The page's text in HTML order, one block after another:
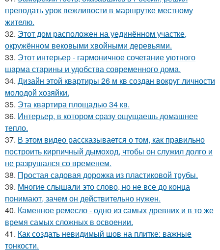
преподать урок вежливости в маршрутке местному
жителю.
32. Этот дом расположен на уединённом участке,
окружённом вековыми хвойными деревьями.
33. Этот интерьер - гармоничное сочетание уютного
шарма старины и удобства современного дома.
34. Дизайн этой квартиры 26 м кв создан вокруг личности
молодой хозяйки.
35. Эта квартира площадью 34 кв.
36. Интерьер, в котором сразу ощущаешь домашнее
тепло.
37. В этом видео рассказывается о том, как правильно
построить кирпичный дымоход, чтобы он служил долго и
не разрушался со временем.
38. Простая садовая дорожка из пластиковой трубы.
39. Многие слышали это слово, но не все до конца
понимают, зачем он действительно нужен.
40. Каменное ремесло - одно из самых древних и в то же
время самых сложных в освоении.
41. Как создать невидимый шов на плитке: важные
тонкости.